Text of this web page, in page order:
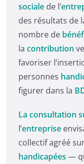
sociale de l’
des résultats de
nombre de
la contribution
favoriser
personnes
figurer dans la
La consultation
l’entreprise
collectif agréé sur
handicapées —